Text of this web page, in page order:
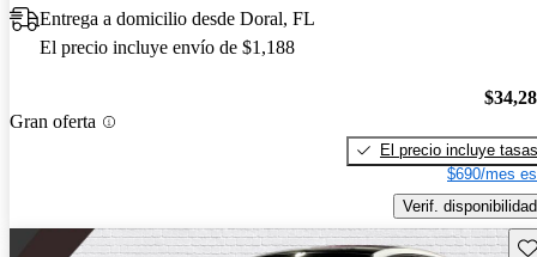
Entrega a domicilio desde Doral, FL
El precio incluye envío de $1,188
Gran oferta
El precio incluye tasas
$690/mes
Verif. disponibilidad